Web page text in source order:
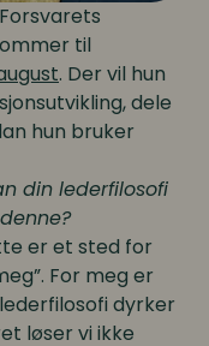
til
. Der vil hun
dele
hun bruker
din lederfilosofi
er et sted for
For meg er
dyrker
løser vi ikke